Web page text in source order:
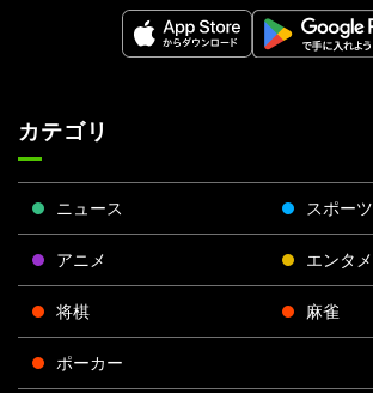
カテゴリ
ニュース スポーツ
アニメ エンタメ
将棋 麻雀
ポーカー